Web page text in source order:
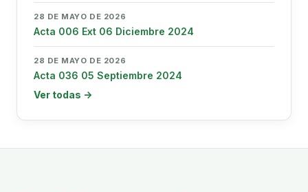
28 DE MAYO DE 2026
Acta 006 Ext 06 Diciembre 2024
28 DE MAYO DE 2026
Acta 036 05 Septiembre 2024
Ver todas →